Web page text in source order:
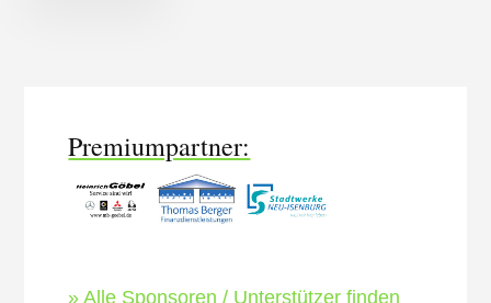
Premiumpartner:
» Alle Sponsoren / Unterstützer finden